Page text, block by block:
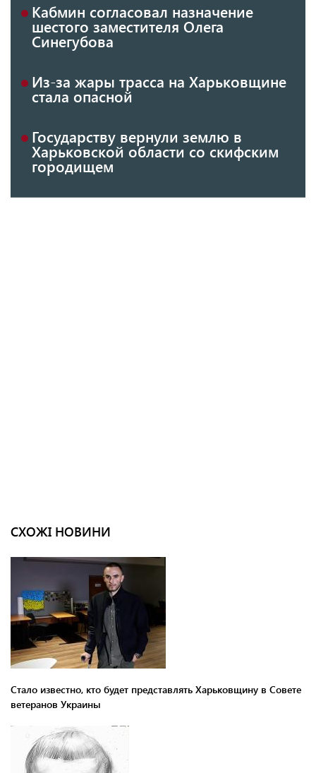
Кабмин согласовал назначение
шестого заместителя Олега
Синегубова
Из-за жары трасса на Харьковщине
стала опасной
Государству вернули землю в
Харьковской области со скифским
городищем
СХОЖІ НОВИНИ
Стало известно, кто будет представлять Харьковщину в Совете
ветеранов Украины